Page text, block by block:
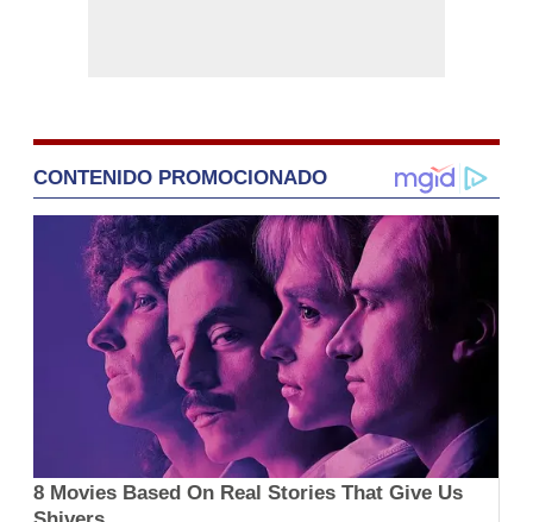
CONTENIDO PROMOCIONADO
8 Movies Based On Real Stories That Give Us